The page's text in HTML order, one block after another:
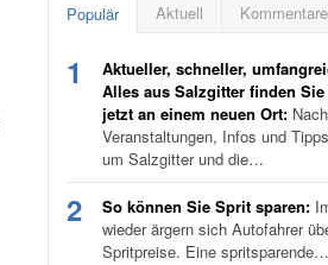
Populär Aktuell Kommentare
1
Aktueller, schneller,
Alles aus Salzgitter finden
jetzt an einem neuen Ort:
Veranstaltungen, Infos und
um Salzgitter und die…
2 So können Sie Sprit sparen:
wieder ärgern sich Autofahrer
Spritpreise. Eine spritsparende…